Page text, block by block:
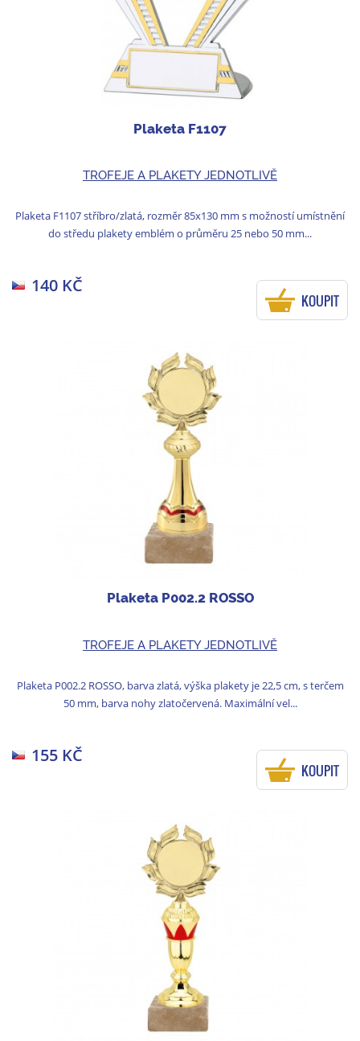
Plaketa F1107
TROFEJE A PLAKETY JEDNOTLIVĚ
Plaketa F1107 stříbro/zlatá, rozměr 85x130 mm s možností umístnění
do středu plakety emblém o průměru 25 nebo 50 mm...
140 KČ
KOUPIT
Plaketa P002.2 ROSSO
TROFEJE A PLAKETY JEDNOTLIVĚ
Plaketa P002.2 ROSSO, barva zlatá, výška plakety je 22,5 cm, s terčem
50 mm, barva nohy zlatočervená. Maximální vel...
155 KČ
KOUPIT